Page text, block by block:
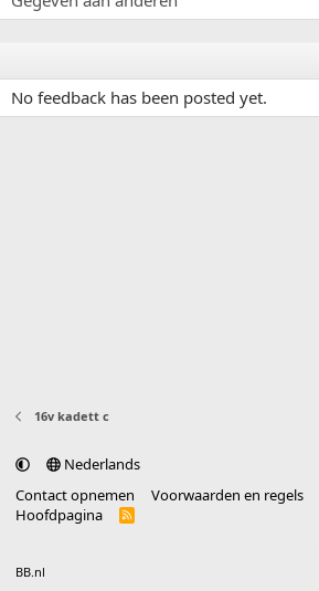
No feedback has been posted yet.
16v kadett c
Nederlands
Contact opnemen
Voorwaarden en regels
Hoofdpagina
R
BB.nl